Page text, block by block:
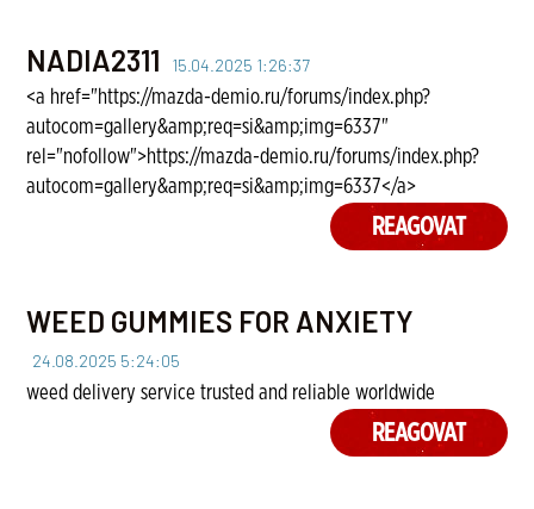
NADIA2311 15.04.2025 1:26:37
<a href="https://mazda-demio.ru/forums/index.php?
autocom=gallery&amp;req=si&amp;img=6337"
rel="nofollow">https://mazda-demio.ru/forums/index.php?
autocom=gallery&amp;req=si&amp;img=6337</a>
REAGOVAT
WEED GUMMIES FOR ANXIETY
24.08.2025 5:24:05
weed delivery service trusted and reliable worldwide
REAGOVAT